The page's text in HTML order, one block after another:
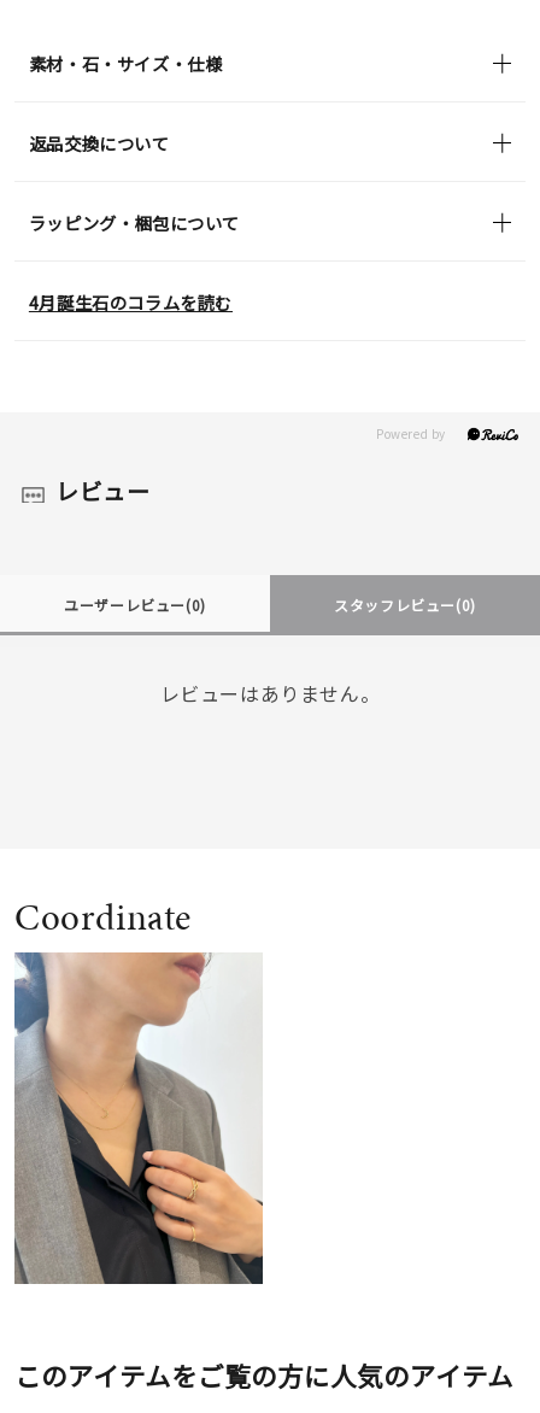
素材・石・サイズ・仕様
返品交換について
ラッピング・梱包について
4月誕生石のコラムを読む
レビュー
ユーザーレビュー(0) スタッフレビュー(0)
レビューはありません。
Coordinate
このアイテムをご覧の方に人気のアイテム